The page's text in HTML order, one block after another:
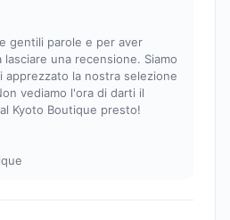
gentili parole e per aver
una recensione. Siamo
apprezzato la nostra selezione
vediamo l'ora di darti il
Kyoto Boutique presto!